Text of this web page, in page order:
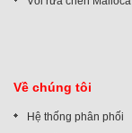
Về chúng tôi
Hệ thống phân phối